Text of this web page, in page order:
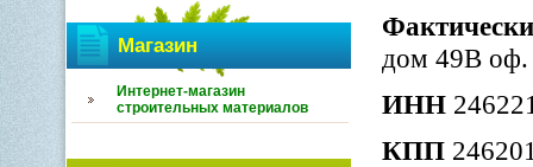
Магазин
Интернет-магазин
строительных материалов
дом 49В оф.
ИНН
КПП